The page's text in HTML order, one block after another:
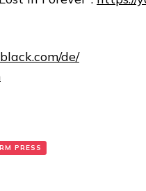
com/de/
PRESS